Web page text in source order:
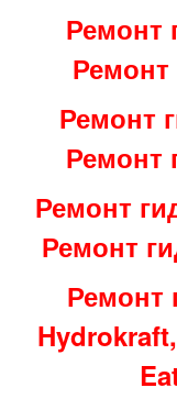
Ремонт
Ремонт
Ремонт
Ремонт
Ремонт
Ремонт
Ремонт